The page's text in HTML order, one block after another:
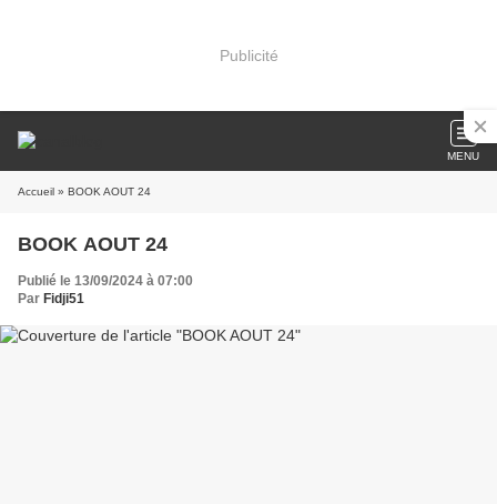
Publicité
MENU
Accueil » BOOK AOUT 24
BOOK AOUT 24
Publié le 13/09/2024 à 07:00
Par Fidji51